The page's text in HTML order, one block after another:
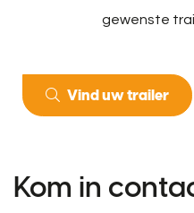
gewenste
Vind uw trailer
Kom in